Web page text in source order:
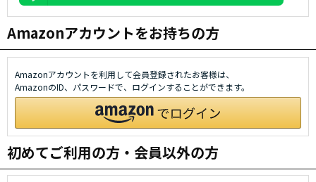
Amazonアカウントをお持ちの方
Amazonアカウントを利用して会員登録されたお客様は、
AmazonのID、パスワードで、ログインすることができます。
初めてご利用の方・会員以外の方